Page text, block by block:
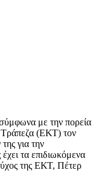
με την πορεία
Τράπεζα (ΕΚΤ) τον
για την
τα επιδιωκόμενα
της ΕΚΤ, Πέτερ